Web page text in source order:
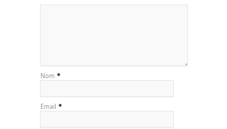
Nom *
Email *